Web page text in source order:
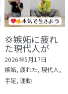
💢嫉妬に疲れ
た現代人が
2026年5月17日 ·
嫉妬, 疲れた, 現代人,
手足, 運動